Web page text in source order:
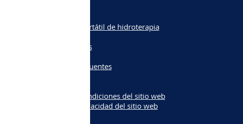
Dispositivo portátil de hidroterapia
Sobre nosotros
Preguntas frecuentes
Términos y condiciones del sitio web
Política de privacidad del sitio web